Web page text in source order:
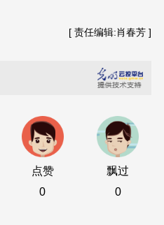
[ 责任编辑:肖春芳 ]
点赞
0
飘过
0